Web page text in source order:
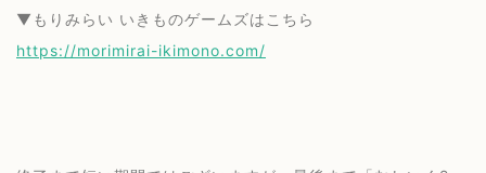
▼もりみらい いきものゲームズはこちら
https://morimirai-ikimono.com/